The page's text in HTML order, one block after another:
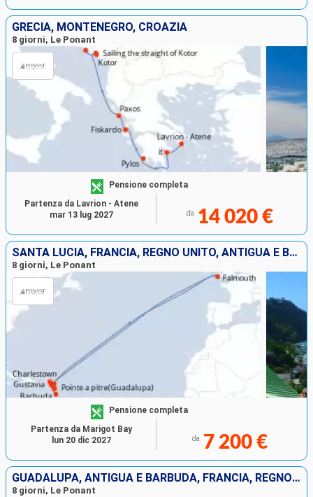
GRECIA, MONTENEGRO, CROAZIA
8 giorni, Le Ponant
Pensione completa
da 14 020 €
Partenza da Lavrion - Atene
mar 13 lug 2027
SANTA LUCIA, FRANCIA, REGNO UNITO, ANTIGUA E BARBUDA, GUADALUPA
8 giorni, Le Ponant
Pensione completa
da 7 200 €
Partenza da Marigot Bay
lun 20 dic 2027
GUADALUPA, ANTIGUA E BARBUDA, FRANCIA, REGNO UNITO, SANTA LUCIA
8 giorni, Le Ponant